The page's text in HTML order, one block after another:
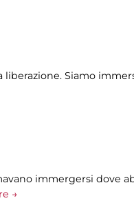
liberazione. Siamo
immergersi dove
→